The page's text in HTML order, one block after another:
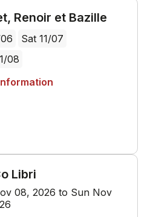
Renoir et Bazille
Sat 11/07
08
Libri
08, 2026 to Sun Nov